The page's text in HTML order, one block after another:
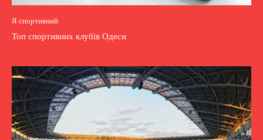
Я спортивний
Топ спортивних клубів Одеси